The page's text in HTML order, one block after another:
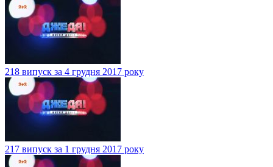
218 випуск за 4 грудня 2017 року
217 випуск за 1 грудня 2017 року